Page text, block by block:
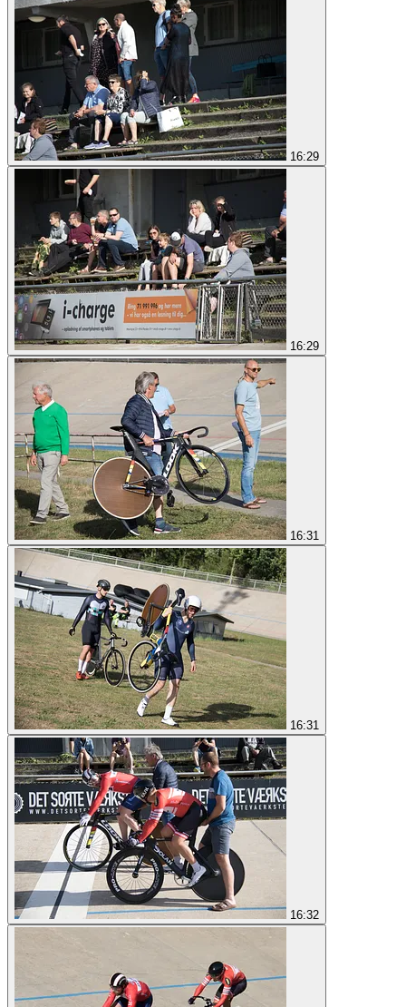
16:29
16:29
16:31
16:31
16:32